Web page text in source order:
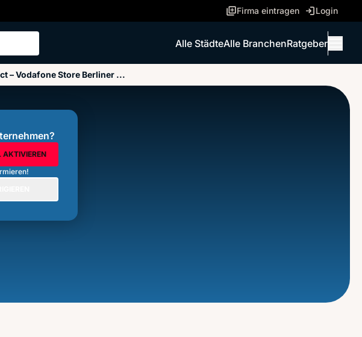
Firma eintragen Login
Alle StädteAlle BranchenRatgeber
– Vodafone Store Berliner ...
AKTIVIEREN